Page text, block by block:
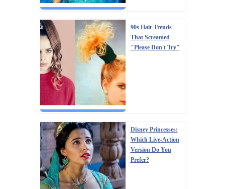
90s Hair Trends
That Screamed
"Please Don't Try"
Disney Princesses:
Which Live-Action
Version Do You
Prefer?